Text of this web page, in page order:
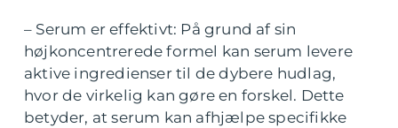
– Serum er effektivt: På grund af sin
højkoncentrerede formel kan serum levere
aktive ingredienser til de dybere hudlag,
hvor de virkelig kan gøre en forskel. Dette
betyder, at serum kan afhjælpe specifikke